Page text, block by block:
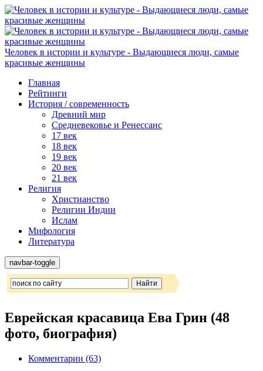
Человек в истории и культуре - Выдающиеся люди, самые
красивые женщины
Главная
Рейтинги
История / современность
Древний мир
Средневековье и Ренессанс
17 век
18 век
19 век
20 век
21 век
Религия
Христианство
Религии Индии
Ислам
Мифология
Литература
navbar-toggle
Еврейская красавица Ева Грин (48
фото, биография)
Комментарии (63)